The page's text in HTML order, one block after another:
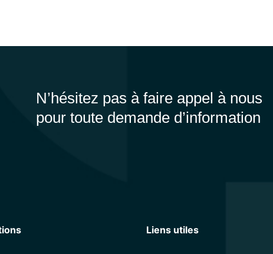
N’hésitez pas à faire appel à nous
pour toute demande d’information
Liens utiles